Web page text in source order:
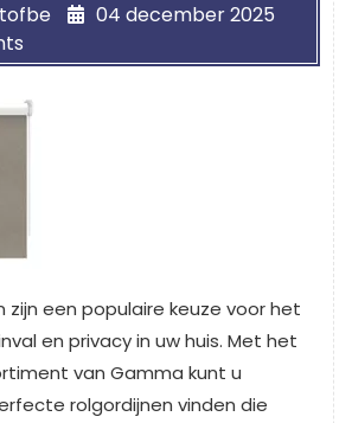
04 december 2025
zijn een populaire keuze voor het
en privacy in uw huis. Met het
van Gamma kunt u
rolgordijnen vinden die